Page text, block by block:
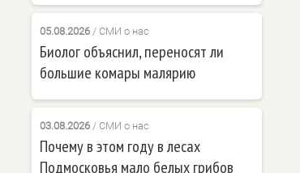
05.08.2026/ СМИ о нас
Биолог объяснил, переносят ли
большие комары малярию
03.08.2026/ СМИ о нас
Почему в этом году в лесах
Подмосковья мало белых грибов